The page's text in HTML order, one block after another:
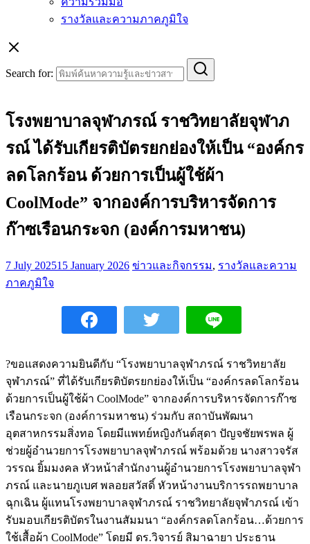
รางวัลและความภาคภูมิใจ
Search for:
โรงพยาบาลจุฬาภรณ์ ราชวิทยาลัยจุฬาภ
รณ์ ได้รับเกียรติบัตรยกย่องให้เป็น “องค์กร
ลดโลกร้อน ด้วยการเป็นผู้ใช้ผ้า
CoolMode” จากองค์การบริหารจัดการ
ก๊าซเรือนกระจก (องค์การมหาชน)
7 July 202515 January 2026 ข่าวและกิจกรรม, รางวัลและความ
ภาคภูมิใจ
?ขอแสดงความยินดีกับ “โรงพยาบาลจุฬาภรณ์ ราชวิทยาลัย
จุฬาภรณ์” ที่ได้รับเกียรติบัตรยกย่องให้เป็น “องค์กรลดโลกร้อน
ด้วยการเป็นผู้ใช้ผ้า CoolMode” จากองค์การบริหารจัดการก๊าซ
เรือนกระจก (องค์การมหาชน) ร่วมกับ สถาบันพัฒนา
อุตสาหกรรมสิ่งทอ โดยมีแพทย์หญิงกันต์สุดา ปัญจชัยพรพล ผู้
ช่วยผู้อำนวยการโรงพยาบาลจุฬาภรณ์ พร้อมด้วย นางสาวจรัส
วรรณ ยิ้มมงคล หัวหน้าสํานักงานผู้อํานวยการโรงพยาบาลจุฬา
ภรณ์ และนายภูเบศ พลอยสวัสดิ์ หัวหน้างานบริการรถพยาบาล
ฉุกเฉิน ผู้แทนโรงพยาบาลจุฬาภรณ์ ราชวิทยาลัยจุฬาภรณ์ เข้า
รับมอบเกียรติบัตรในงานสัมมนา “องค์กรลดโลกร้อน…ด้วยการ
ใช้เสื้อผ้า CoolMode” โดยมี ดร.วิจารย์ สิมาฉายา ประธาน